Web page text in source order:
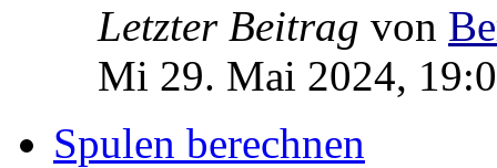
Letzter Beitrag von
Mi 29. Mai 2024,
Spulen berechnen